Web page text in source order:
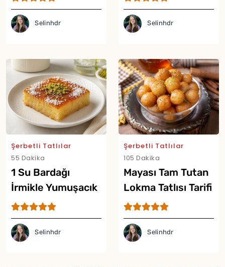
Selinhdr Selinhdr
Şerbetli Tatlılar
55 Dakika
1 Su Bardağı
İrmikle Yumuşacık
Tepsi Tatlısı Tarifi
Selinhdr
Şerbetli Tatlılar
105 Dakika
Mayası Tam Tutan
Lokma Tatlısı Tarifi
Selinhdr